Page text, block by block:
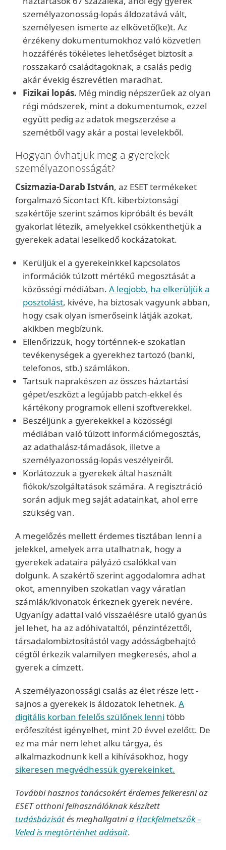
személyazonosság-lopás áldozatává vált,
személyesen ismerte az elkövető(ke)t. Az
érzékeny dokumentumokhoz való közvetlen
hozzáférés tökéletes lehetőséget biztosít a
rosszakaró családtagoknak, a csalás pedig
akár évekig észrevétlen maradhat.
Fizikai lopás. Még mindig népszerűek az olyan
régi módszerek, mint a dokumentumok, ezzel
együtt pedig az adatok megszerzése a
szemétből vagy akár a postai levelekből.
Hogyan óvhatjuk meg a gyerekek
személyazonosságát?
Csizmazia-Darab István, az ESET termékeket
forgalmazó Sicontact Kft. kiberbiztonsági
szakértője szerint számos kipróbált és bevált
gyakorlat létezik, amelyekkel csökkenthetjük a
gyerekek adatai leselkedő kockázatokat.
Kerüljük el a gyerekeinkkel kapcsolatos
információk túlzott mértékű megosztását a
közösségi médiában. A legjobb, ha elkerüljük a
posztolást, kivéve, ha biztosak vagyunk abban,
hogy csak olyan ismerőseink látják azokat,
akikben megbízunk.
Ellenőrizzük, hogy történnek-e szokatlan
tevékenységek a gyerekhez tartozó (banki,
telefonos, stb.) számlákon.
Tartsuk naprakészen az összes háztartási
gépet/eszközt a legújabb patch-ekkel és
kártékony programok elleni szoftverekkel.
Beszéljünk a gyerekekkel a közösségi
médiában való túlzott információmegosztás,
az adathalász-támadások, illetve a
személyazonosság-lopás veszélyeiről.
Korlátozzuk a gyerekek által használt
fiókok/szolgáltatások számára. A regisztráció
során adjuk meg saját adatainkat, ahol erre
szükség van.
A megelőzés mellett érdemes tisztában lenni a
jelekkel, amelyek arra utalhatnak, hogy a
gyerekek adataira pályázó csalókkal van
dolgunk. A szakértő szerint aggodalomra adhat
okot, amennyiben szokatlan vagy váratlan
számlák/kivonatok érkeznek gyerek nevére.
Ugyanígy adattal való visszaélésre utaló gyanús
jel lehet, ha az adóhivataltól, pénzintézettől,
társadalombiztosítástól vagy adósságbehajtó
cégtől érkezik valamilyen megkeresés, ahol a
gyerek a címzett.
A személyazonossági csalás az élet része lett -
sajnos a gyerekek is áldozatok lehetnek. A
digitális korban felelős szülőnek lenni több
erőfeszítést igényelhet, mint 20 évvel ezelőtt. De
ez ma már nem lehet alku tárgya, és
alkalmazkodnunk kell a kihívásokhoz, hogy
sikeresen megvédhessük gyerekeinket.
További hasznos tanácsokért érdemes felkeresni az
ESET otthoni felhasználóknak készített
tudásbázisátés meghallgatni aHackfelmetszők –
Veled is megtörténhet adásait.